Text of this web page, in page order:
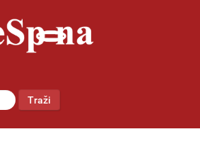
Traži